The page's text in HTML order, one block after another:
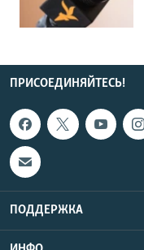
ПРИСОЕДИНЯЙТЕСЬ!
ПОДДЕРЖКА